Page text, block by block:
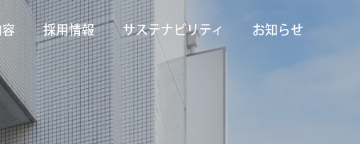
採用情報 サステナビリティ お知らせ